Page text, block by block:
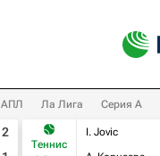
АПЛ Ла Лига Серия А
2
Теннис
I. Jovic